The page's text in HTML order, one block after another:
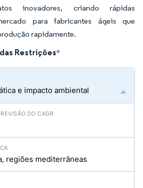
inovadores, criando rápidas
para fabricantes ágeis que
rapidamente.
Restrições*
e impacto ambiental
regiões mediterrâneas